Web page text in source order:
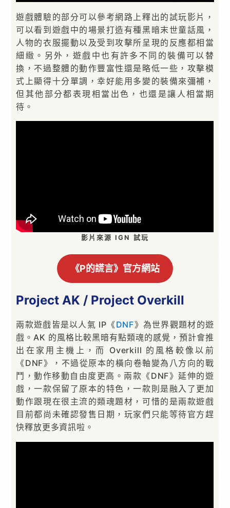
遊戲體驗的部分可以參考網路上釋出的試玩影片，
可以看到遊戲中的場景打造有種黑暗末世童話風，
人物的衣服擺動以及受到攻擊所呈現的反應都相當
細緻。另外，遊戲中也有許多不同的裝備可以替
換，不過整體的動作豐富性還是略低一些，攻擊模
式上顯得十分單調，幸好能用多變的裝備來彌補，
但其他部分都表現相當出色，也還是讓人相當期
待。
影片來源 IGN 試玩
《P的謊言》官方網站
Project AK / Project Overkill
兩款遊戲皆是以人氣 IP《DNF》為世界觀題材的遊
戲。AK 的風格比較黑暗有點類魂的感覺，預計會推
出在家用主機上，而 Overkill 的風格較像以前
《DNF》，不過從原本的橫向卷軸變為八方向的戰
鬥，動作移動自由度更高。兩款《DNF》延伸的遊
戲，一款保留了原本的特色，一款則是融入了更加
動作跟現在很主流的類魂題材，可惜的是兩款遊戲
目前都尚未確認發售日期，玩家們只能等待官方趕
快釋放更多資訊啦。